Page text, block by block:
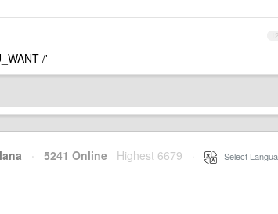
12
'
· 5241 Online Highest 6679 Select